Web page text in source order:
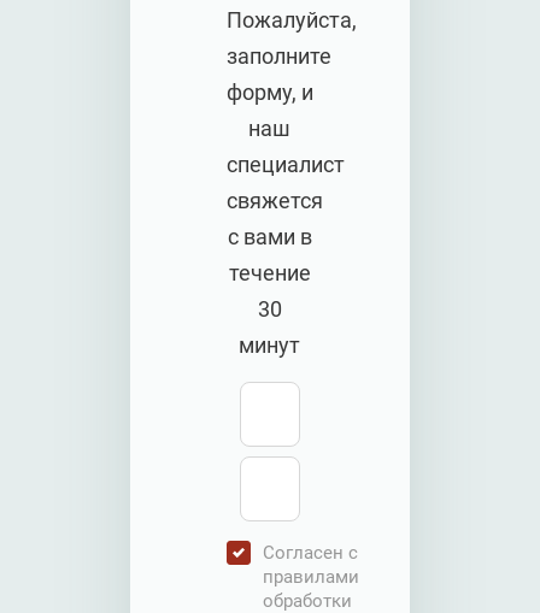
Пожалуйста,
заполните
форму, и
наш
специалист
свяжется
с вами в
течение
30
минут
Согласен с
правилами
обработки